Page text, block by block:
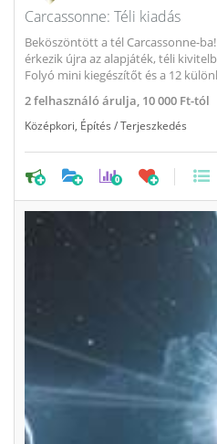
Carcassonne: Téli kiadás
Beköszöntött a tél Carcassonne-
érkezik újra az alapjáték, téli
Folyó mini kiegészítőt és a 12
2felhasználó árulja, 10 000 Ft-tól
Középkori Építés / Terjeszkedés
0